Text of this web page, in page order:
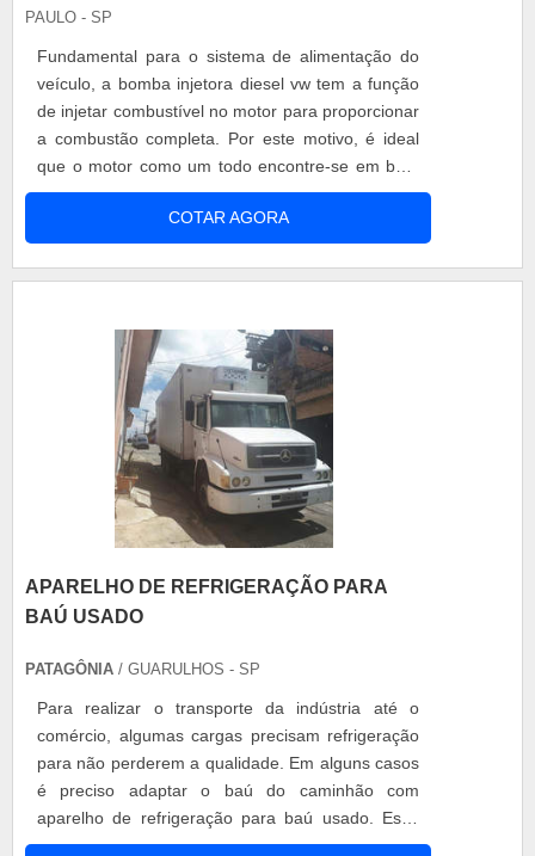
PAULO - SP
Fundamental para o sistema de alimentação do
veículo, a bomba injetora diesel vw tem a função
de injetar combustível no motor para proporcionar
a combustão completa. Por este motivo, é ideal
que o motor como um todo encontre-se em bom
estado e que a bomba injetora de combustível
esteja corretamente regulada, pois somente desta
forma é possível garantir o perfeito funcionamento
COTAR AGORA
APARELHO DE REFRIGERAÇÃO PARA
BAÚ USADO
PATAGÔNIA / GUARULHOS - SP
Para realizar o transporte da indústria até o
comércio, algumas cargas precisam refrigeração
para não perderem a qualidade. Em alguns casos
é preciso adaptar o baú do caminhão com
aparelho de refrigeração para baú usado. Esse
aparelho é utilizado para transportar: Laticínios;